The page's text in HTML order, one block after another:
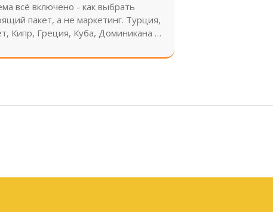
всё включено - как выбрать
пакет, а не маркетинг. Турция,
Кипр, Греция, Куба, Доминикана и